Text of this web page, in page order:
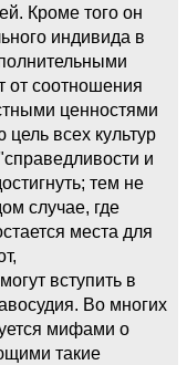
Кроме того он
индивида в
от соотношения
ценностями
всех культур
и
тем не
случае, где
места для
вступить в
Во многих
мифами о
такие